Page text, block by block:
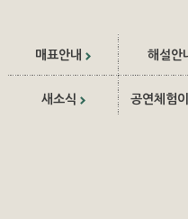
매표안내 해설안
새소식 공연체험